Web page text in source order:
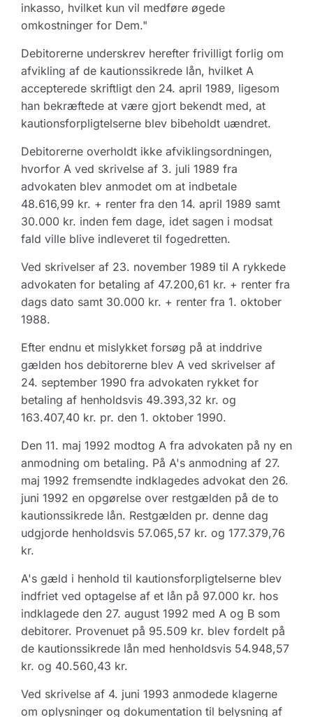
inkasso, hvilket kun vil medføre øgede
omkostninger for Dem."
Debitorerne underskrev herefter frivilligt forlig om
afvikling af de kautionssikrede lån, hvilket A
accepterede skriftligt den 24. april 1989, ligesom
han bekræftede at være gjort bekendt med, at
kautionsforpligtelserne blev bibeholdt uændret.
Debitorerne overholdt ikke afviklingsordningen,
hvorfor A ved skrivelse af 3. juli 1989 fra
advokaten blev anmodet om at indbetale
48.616,99 kr. + renter fra den 14. april 1989 samt
30.000 kr. inden fem dage, idet sagen i modsat
fald ville blive indleveret til fogedretten.
Ved skrivelser af 23. november 1989 til A rykkede
advokaten for betaling af 47.200,61 kr. + renter fra
dags dato samt 30.000 kr. + renter fra 1. oktober
1988.
Efter endnu et mislykket forsøg på at inddrive
gælden hos debitorerne blev A ved skrivelser af
24. september 1990 fra advokaten rykket for
betaling af henholdsvis 49.393,32 kr. og
163.407,40 kr. pr. den 1. oktober 1990.
Den 11. maj 1992 modtog A fra advokaten på ny en
anmodning om betaling. På A's anmodning af 27.
maj 1992 fremsendte indklagedes advokat den 26.
juni 1992 en opgørelse over restgælden på de to
kautionssikrede lån. Restgælden pr. denne dag
udgjorde henholdsvis 57.065,57 kr. og 177.379,76
kr.
A's gæld i henhold til kautionsforpligtelserne blev
indfriet ved optagelse af et lån på 97.000 kr. hos
indklagede den 27. august 1992 med A og B som
debitorer. Provenuet på 95.509 kr. blev fordelt på
de kautionssikrede lån med henholdsvis 54.948,57
kr. og 40.560,43 kr.
Ved skrivelse af 4. juni 1993 anmodede klagerne
om oplysninger og dokumentation til belysning af